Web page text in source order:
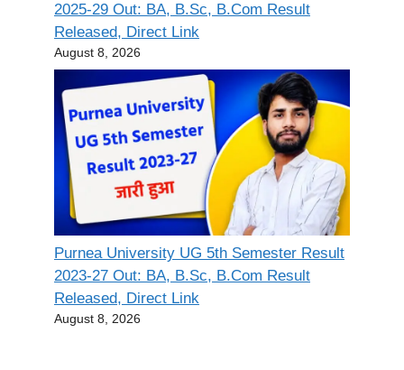
2025-29 Out: BA, B.Sc, B.Com Result
Released, Direct Link
August 8, 2026
Purnea University UG 5th Semester Result
2023-27 Out: BA, B.Sc, B.Com Result
Released, Direct Link
August 8, 2026